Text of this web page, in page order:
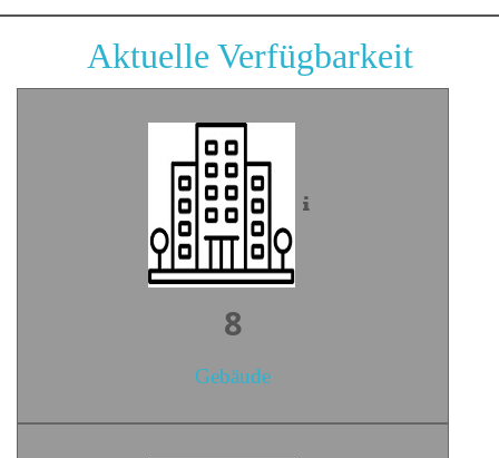
Aktuelle Verfügbarkeit
10
Gebäude